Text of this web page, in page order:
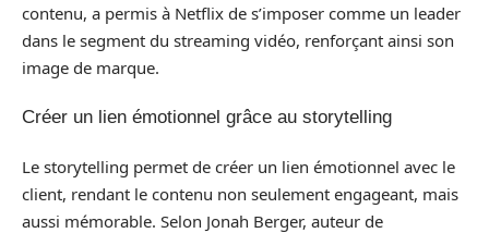
contenu, a permis à Netflix de s’imposer comme un leader
dans le segment du streaming vidéo, renforçant ainsi son
image de marque.
Créer un lien émotionnel grâce au storytelling
Le storytelling permet de créer un lien émotionnel avec le
client, rendant le contenu non seulement engageant, mais
aussi mémorable. Selon Jonah Berger, auteur de